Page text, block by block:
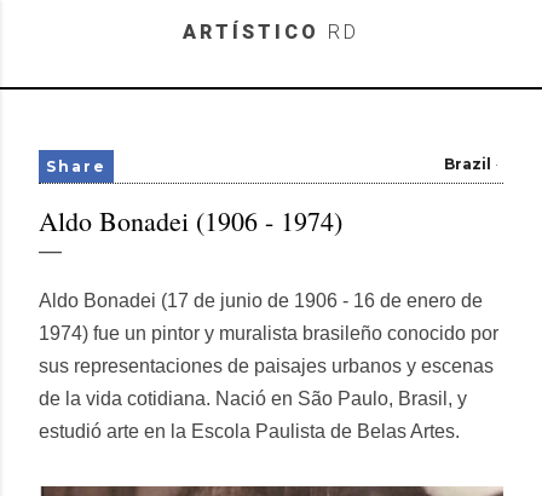
Skip to main content
ARTÍSTICO RD
Brazil
Share
Aldo Bonadei (1906 - 1974)
Aldo Bonadei (17 de junio de 1906 - 16 de enero de
1974) fue un pintor y muralista brasileño conocido por
sus representaciones de paisajes urbanos y escenas
de la vida cotidiana. Nació en São Paulo, Brasil, y
estudió arte en la Escola Paulista de Belas Artes.